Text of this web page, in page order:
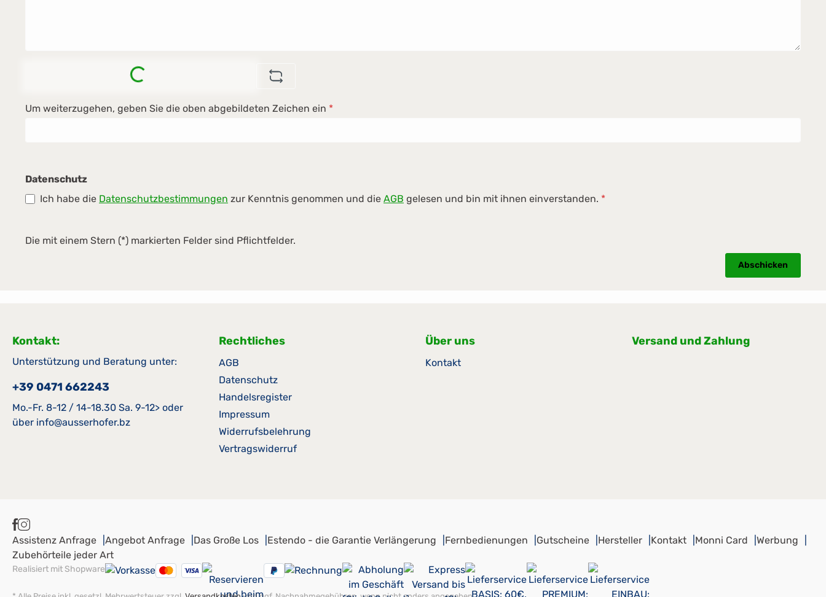
Loading...
Um weiterzugehen, geben Sie die oben abgebildeten Zeichen ein *
Datenschutz
Ich habe die Datenschutzbestimmungen zur Kenntnis genommen und die AGB gelesen und bin mit ihnen einverstanden. *
Die mit einem Stern (*) markierten Felder sind Pflichtfelder.
Abschicken
Kontakt:
Unterstützung und Beratung unter:
+39 0471 662243
Mo.-Fr. 8-12 / 14-18.30 Sa. 9-12> oder
über info@ausserhofer.bz
Rechtliches
AGB
Datenschutz
Handelsregister
Impressum
Widerrufsbelehrung
Vertragswiderruf
Über uns
Kontakt
Versand und Zahlung
Assistenz Anfrage Angebot Anfrage Das Große Los Estendo - die Garantie Verlängerung Fernbedienungen Gutscheine Hersteller Kontakt Monni Card
Werbung
Zubehörteile jeder Art
Realisiert mit Shopware